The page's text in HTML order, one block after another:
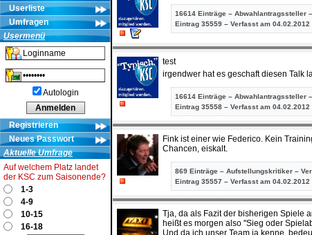
Userliste
Umfragen
Usermenü
Autologin
Registrieren
Neues Passwort
Aktuelle Umfrage
Auf welchem Platz landet
der KSC zum Saisonende?
1-3
4-9
10-15
16-18
16614 Einträge – Abwahlantragssteller
Eintrag 35559 – Verfasst am
test
irgendwer hat es geschaft diesen Talk
16614 Einträge – Abwahlantragssteller
Eintrag 35558 – Verfasst am
Fink ist einer wie Federico. Kein
Chancen, eiskalt.
869 Einträge – Aufstellungskritiker –
Eintrag 35557 – Verfasst am
Tja, da als Fazit der bisherigen Spiele
heißt es morgen also "Sieg oder
Und da ich unser Team ja kenne,